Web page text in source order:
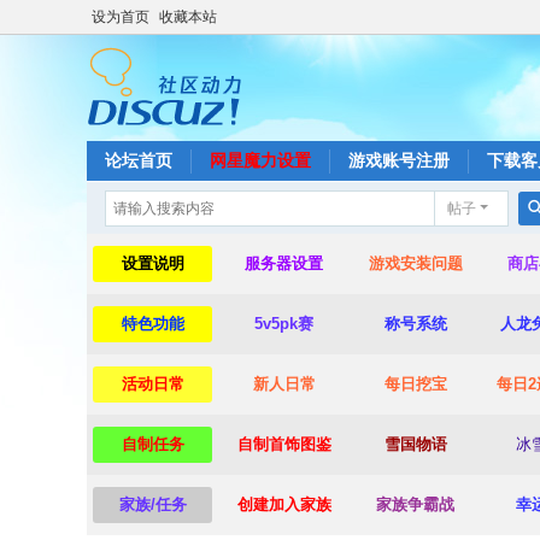
设为首页 收藏本站
论坛首页 网星魔力设置 游戏账号注册 下载
帖子
设置说明 服务器设置 游戏安装问题 商
特色功能 5v5pk赛 称号系统 人龙
活动日常 新人日常 每日挖宝 每日
自制任务 自制首饰图鉴 雪国物语 冰
家族/任务 创建加入家族 家族争霸战 幸